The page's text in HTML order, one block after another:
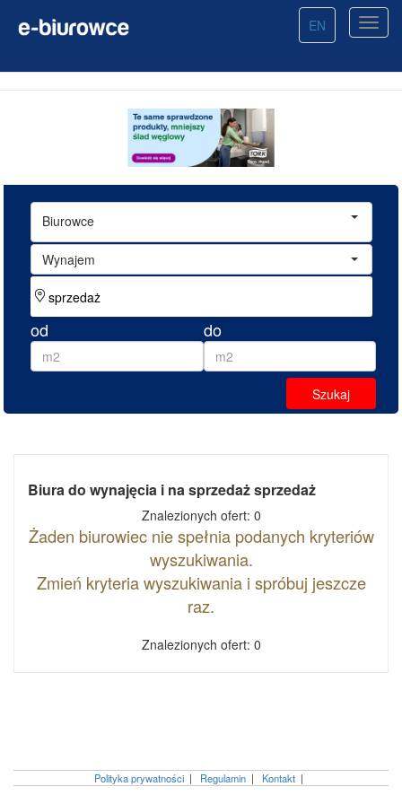
EN
Biurowce
Wynajem
od do
Biura do wynajęcia i na sprzedaż sprzedaż
Znalezionych ofert: 0
Żaden biurowiec nie spełnia podanych kryteriów
wyszukiwania.
Zmień kryteria wyszukiwania i spróbuj jeszcze
raz.
Znalezionych ofert: 0
Polityka prywatności| Regulamin| Kontakt|